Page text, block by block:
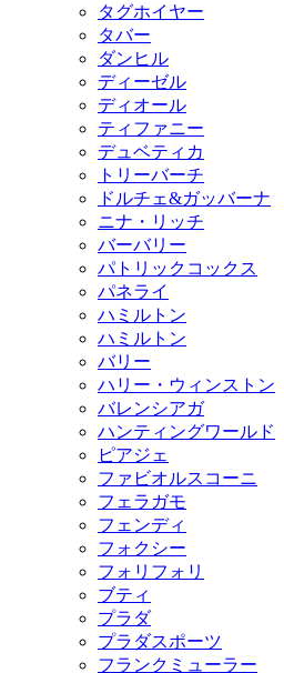
タグホイヤー
タバー
ダンヒル
ディーゼル
ディオール
ティファニー
デュベティカ
トリーバーチ
ドルチェ&ガッバーナ
ニナ・リッチ
バーバリー
パトリックコックス
パネライ
ハミルトン
ハミルトン
バリー
ハリー・ウィンストン
バレンシアガ
ハンティングワールド
ピアジェ
ファビオルスコーニ
フェラガモ
フェンディ
フォクシー
フォリフォリ
ブティ
プラダ
プラダスポーツ
フランクミューラー